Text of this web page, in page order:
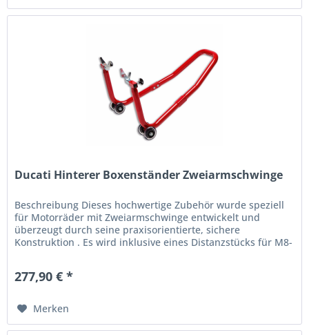
Ducati Hinterer Boxenständer Zweiarmschwinge
Beschreibung Dieses hochwertige Zubehör wurde speziell
für Motorräder mit Zweiarmschwinge entwickelt und
überzeugt durch seine praxisorientierte, sichere
Konstruktion . Es wird inklusive eines Distanzstücks für M8-
277,90 € *
Merken